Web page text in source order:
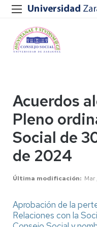
Acuerdos
Pleno
Social de
de 2024
Última modificación
Aprobación de la
Relaciones con la